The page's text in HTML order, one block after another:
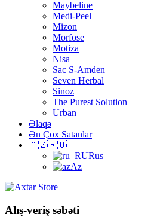
Maybeline
Medi-Peel
Mizon
Morfose
Motiza
Nisa
Sac S-Amden
Seven Herbal
Sinoz
The Purest Solution
Urban
Əlaqə
Ən Çox Satanlar
🇦🇿🇷🇺
Rus
Az
Alış-veriş səbəti